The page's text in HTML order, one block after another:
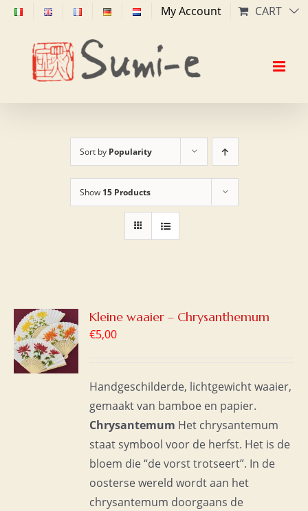
Skip
content
My Account CART
Sort by Popularity
Show 15 Products
Kleine waaier – Chrysanthemum
€5,00
Handgeschilderde, lichtgewicht waaier,
gemaakt van bamboe en papier.
Chrysantemum Het chrysantemum
staat symbool voor de herfst. Het is de
bloem die “de vorst trotseert”. In de
oosterse wereld wordt aan het
chrysantemum doorgaans de